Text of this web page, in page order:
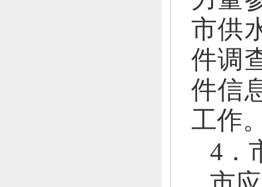
市供
件调
件信
工作
4．